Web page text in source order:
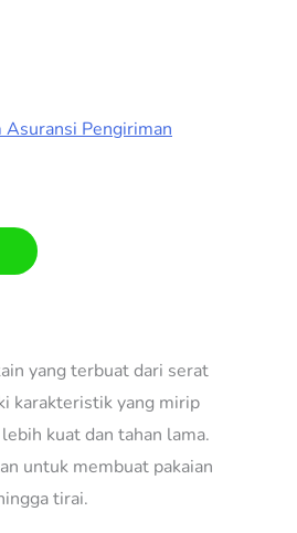
Asuransi Pengiriman
yang terbuat dari serat
karakteristik yang mirip
kuat dan tahan lama.
untuk membuat pakaian
tirai.